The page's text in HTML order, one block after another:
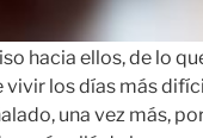
hacia ellos, de lo
vivir los días más
una vez más,